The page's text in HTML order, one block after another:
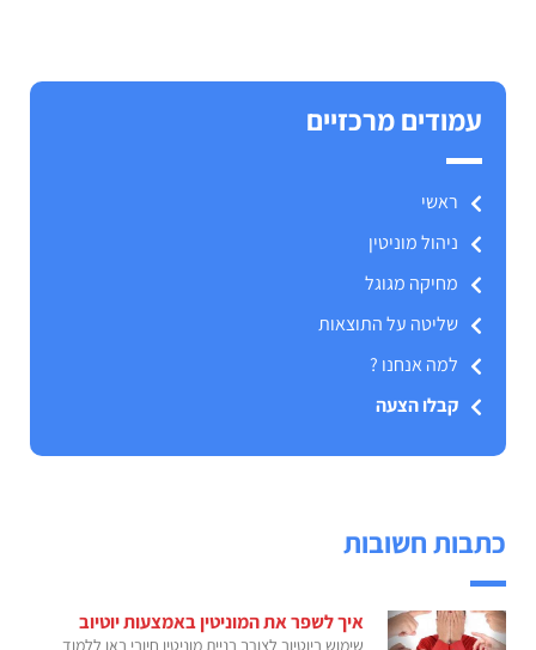
עמודים מרכזיים
ראשי
ניהול מוניטין
מחיקה מגוגל
שליטה על התוצאות
למה אנחנו ?
קבלו הצעה
כתבות חשובות
איך לשפר את המוניטין באמצעות יוטיוב
שימוש ביוטיוב לצורך בניית מוניטין חיובי באו ללמוד